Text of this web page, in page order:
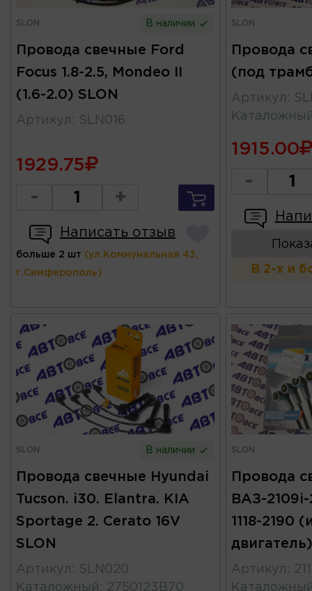
SLON В наличии
Провода свечные Ford
Focus 1.8-2.5, Mondeo II
(1.6-2.0) SLON
Артикул : SLN016
1929.75
- +
Написать отзыв
больше 2 шт (ул.Коммунальная 43,
г.Симферополь)
SLON
Провода
(под
Артикул :
1915.00
-
В 2-х и
SLON В наличии
Провода свечные Hyundai
Tucson. i30. Elantra. KIA
Sportage 2. Cerato 16V
SLON
Артикул : SLN020
Каталожный : 2750123B70
SLON
Провода
ВАЗ-2109i-
1118-2190
Артикул :